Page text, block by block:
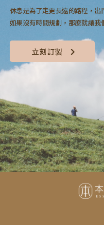
休息是為了走更長遠的路程，
如果沒有時間規劃，那麼就讓我
立刻訂製